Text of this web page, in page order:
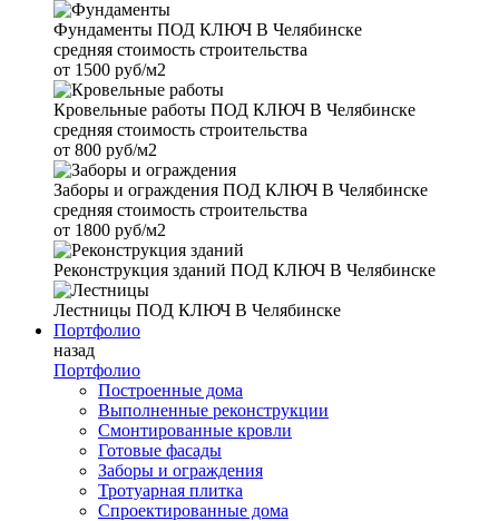
Фундаменты ПОД КЛЮЧ В Челябинске
средняя стоимость строительства
от 1500 руб/м2
Кровельные работы ПОД КЛЮЧ В Челябинске
средняя стоимость строительства
от 800 руб/м2
Заборы и ограждения ПОД КЛЮЧ В Челябинске
средняя стоимость строительства
от 1800 руб/м2
Реконструкция зданий ПОД КЛЮЧ В Челябинске
Лестницы ПОД КЛЮЧ В Челябинске
Портфолио
назад
Портфолио
Построенные дома
Выполненные реконструкции
Смонтированные кровли
Готовые фасады
Заборы и ограждения
Тротуарная плитка
Спроектированные дома